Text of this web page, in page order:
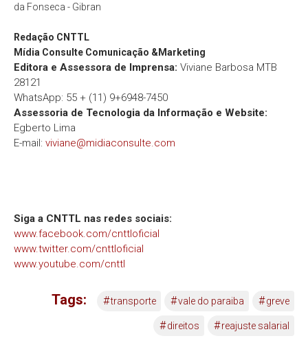
da Fonseca - Gibran
Redação CNTTL
Mídia Consulte Comunicação &Marketing
Editora e Assessora de Imprensa: Viviane Barbosa MTB
28121
WhatsApp: 55 + (11) 9+6948-7450
Assessoria de Tecnologia da Informação e Website:
Egberto Lima
E-mail: viviane@midiaconsulte.com
Siga a CNTTL nas redes sociais:
www.facebook.com/cnttloficial
www.twitter.com/cnttloficial
www.youtube.com/cnttl
Tags: #transporte #vale do paraiba #greve
#direitos #reajuste salarial